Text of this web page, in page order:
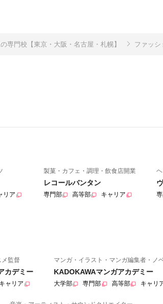
専門校【東京・大阪・名古屋・札幌】 ファッシ
リア
製菓・カフェ・調理・飲食店開業
レコールバンタン
専門部 高等部 キャリア
監督
カデミー
キャリア
マンガ・イラスト・マンガ編集者・ノ
KADOKAWAマンガアカデミー
大学部 専門部 高等部 キャリ